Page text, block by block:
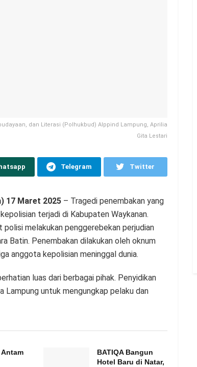
dan Literasi (Polhukbud) Alppind Lampung, Aprilia
Gita Lestari
Telegram Twitter
17 Maret 2025– Tragedi penembakan yang
terjadi di Kabupaten Waykanan.
polisi melakukan penggerebekan perjudian
Batin. Penembakan dilakukan oleh oknum
anggota kepolisian meninggal dunia.
luas dari berbagai pihak. Penyidikan
Lampung untuk mengungkap pelaku dan
Antam
BATIQA Bangun
Hotel Baru di Natar,